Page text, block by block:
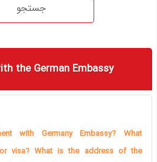
جستجو
the German Embassy
with Germany Embassy? What
visa? What is the address of the